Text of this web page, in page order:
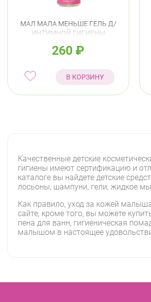
МАЛ МАЛА МЕНЬШЕ ГЕЛЬ Д/
ИНТИМНОЙ ГИГИЕНЫ
260₽
В КОРЗИНУ
Качественные детские
гигиены имеют сертификацию и
каталоге вы найдете детские
лосьоны, шампуни, гели, жидкое
Как правило, уход за кожей
сайте, кроме того, вы можете
пена для ванн, гигиеническая
малышом в настоящее